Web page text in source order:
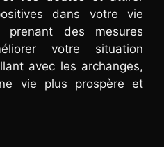
dans votre vie
prenant des mesures
votre situation
avec les archanges,
vie plus prospère et